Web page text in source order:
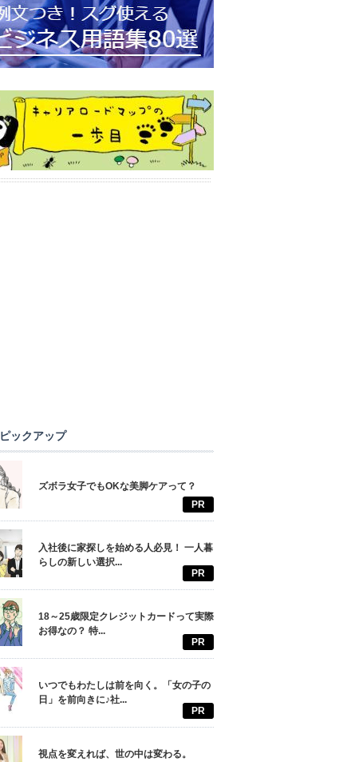
ピックアップ
ズボラ女子でもOKな美脚ケアって？
PR
入社後に家探しを始める人必見！ 一人暮
らしの新しい選択...
PR
18～25歳限定クレジットカードって実際
お得なの？ 特...
PR
いつでもわたしは前を向く。「女の子の
日」を前向きに♪社...
PR
視点を変えれば、世の中は変わる。